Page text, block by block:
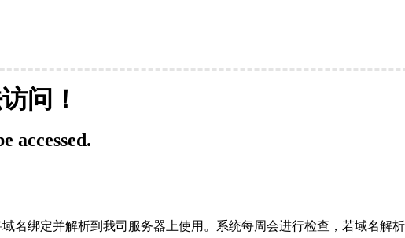
问！
accessed.
名绑定并解析到我司服务器上使用。系统每周会进行检查，若域名解